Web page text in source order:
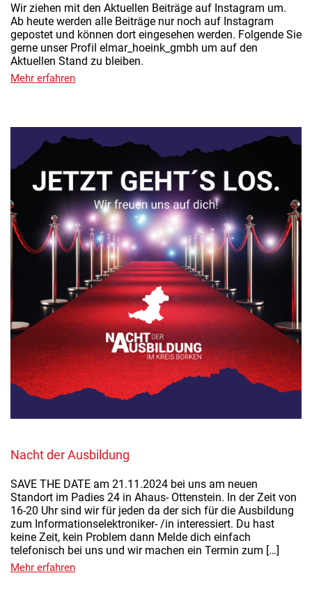
Wir ziehen mit den Aktuellen Beiträge auf Instagram um.
Ab heute werden alle Beiträge nur noch auf Instagram
gepostet und können dort eingesehen werden. Folgende Sie
gerne unser Profil elmar_hoeink_gmbh um auf den
Aktuellen Stand zu bleiben.
Mehr erfahren
Nacht der Ausbildung
SAVE THE DATE am 21.11.2024 bei uns am neuen
Standort im Padies 24 in Ahaus- Ottenstein. In der Zeit von
16-20 Uhr sind wir für jeden da der sich für die Ausbildung
zum Informationselektroniker- /in interessiert. Du hast
keine Zeit, kein Problem dann Melde dich einfach
telefonisch bei uns und wir machen ein Termin zum […]
Mehr erfahren